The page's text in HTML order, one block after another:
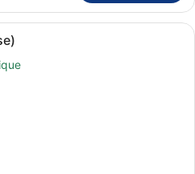
Une chambre d’hôtel moderne